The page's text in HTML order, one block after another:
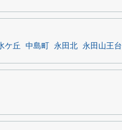
ケ丘 中島町 永田北 永田山王台